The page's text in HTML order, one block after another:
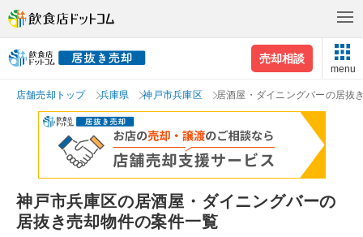
売却相談
menu
店舗売却トップ 兵庫県 神戸市兵庫区 居酒屋・ダイニングバーの居抜
神戸市兵庫区の居酒屋・ダイニングバーの
居抜き売却物件の案件一覧